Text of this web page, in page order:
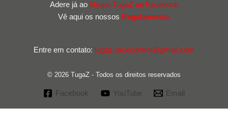
Adere já ao Grupo TugaZ no Facebook
Vê aqui os nossos Regulamentos
Entre em contato: tugaz.racecontrol@gmail.com
© 2026 TugaZ - Todos os direitos reservados
Facebook YouTube Email